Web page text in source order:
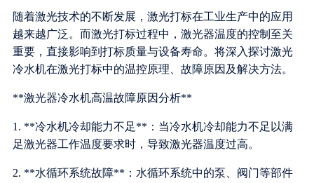
随着激光技术的不断发展，激光打标在工业生产中的应用
越来越广泛。而激光打标过程中，激光器温度的控制至关
重要，直接影响到打标质量与设备寿命。将深入探讨激光
冷水机在激光打标中的温控原理、故障原因及解决方法。
**激光器冷水机高温故障原因分析**
1. **冷水机冷却能力不足**：当冷水机冷却能力不足以满
足激光器工作温度要求时，导致激光器温度过高。
2. **水循环系统故障**：水循环系统中的泵、阀门等部件